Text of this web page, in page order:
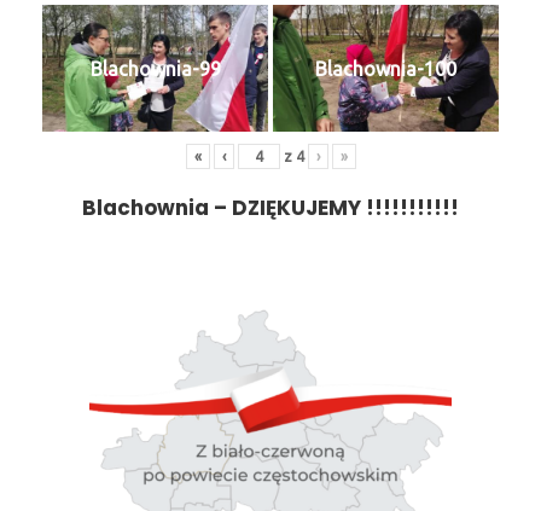
Blachownia-99 Blachownia-100
« ‹ z 4 › »
Blachownia – DZIĘKUJEMY !!!!!!!!!!!